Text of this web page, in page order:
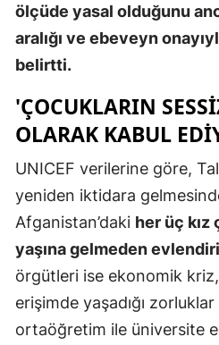
ölçüde yasal olduğunu
aralığı ve ebeveyn
belirtti.
'ÇOCUKLARIN
OLARAK KABUL
UNICEF verilerine göre,
yeniden iktidara
Afganistan’daki her üç kız
yaşına gelmeden
örgütleri ise ekonomik kriz,
erişimde yaşadığı zorluklar
ortaöğretim ile üniversite